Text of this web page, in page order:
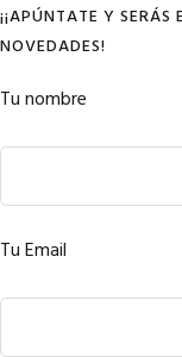
¡¡APÚNTATE Y SERÁS
NOVEDADES!
Tu nombre
Tu Email